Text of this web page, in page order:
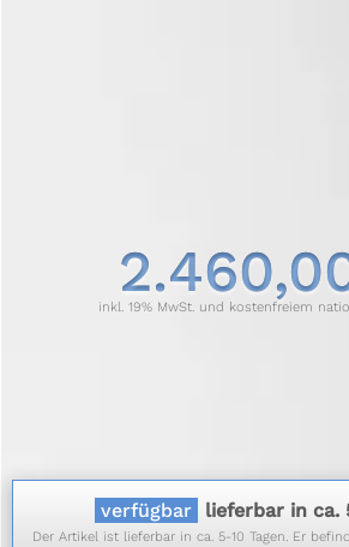
inkl. 19% MwSt. und kostenfreiem
verfügbar lieferbar in ca.
Der Artikel ist lieferbar in ca. 5-10 Tagen. Er